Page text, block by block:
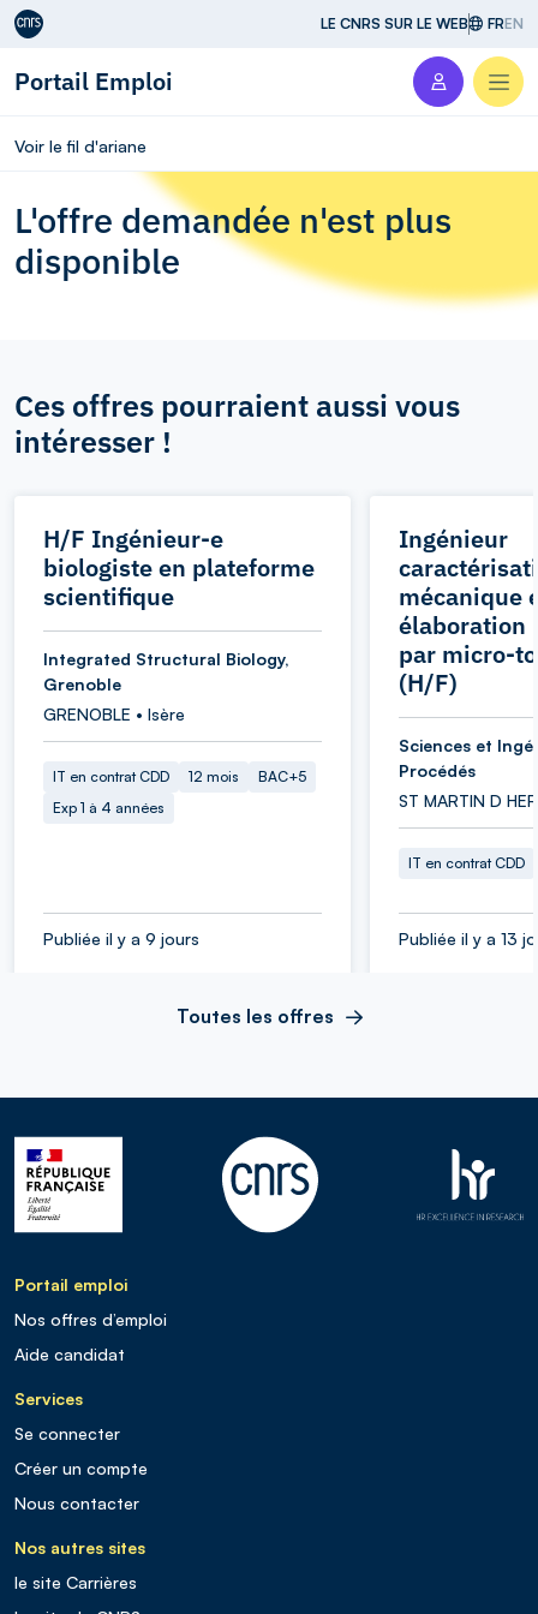
Aller au contenu LE CNRS SUR LE WEB FREN
Portail Emploi
Voir le fil d'ariane
L'offre demandée n'est plus
disponible
Ces offres pourraient aussi vous
intéresser !
H/F Ingénieur-e
biologiste en plateforme
scientifique
Integrated Structural Biology,
Grenoble
GRENOBLE • Isère
IT en contrat CDD 12 mois
BAC+5
Exp 1 à 4 années
Publiée il y a 9 jours
Ingénieur
mécanique
élaboration
par micro-
(H/F)
Sciences et
Procédés
ST MARTIN D
IT en contrat CDD
Publiée il y a 13
Toutes les offres
Portail emploi
Nos offres d’emploi
Aide candidat
Services
Se connecter
Créer un compte
Nous contacter
Nos autres sites
le site Carrières